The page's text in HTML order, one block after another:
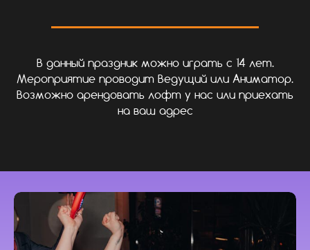
В данный праздник можно играть с 14 лет.
Мероприятие проводит Ведущий или Аниматор.
Возможно арендовать лофт у нас или приехать
на ваш адрес